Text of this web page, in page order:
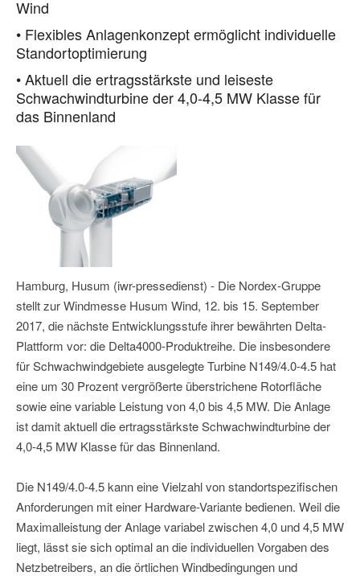
Wind
• Flexibles Anlagenkonzept ermöglicht individuelle
Standortoptimierung
• Aktuell die ertragsstärkste und leiseste
Schwachwindturbine der 4,0-4,5 MW Klasse für
das Binnenland
Hamburg, Husum (iwr-pressedienst) - Die Nordex-Gruppe
stellt zur Windmesse Husum Wind, 12. bis 15. September
2017, die nächste Entwicklungsstufe ihrer bewährten Delta-
Plattform vor: die Delta4000-Produktreihe. Die insbesondere
für Schwachwindgebiete ausgelegte Turbine N149/4.0-4.5 hat
eine um 30 Prozent vergrößerte überstrichene Rotorfläche
sowie eine variable Leistung von 4,0 bis 4,5 MW. Die Anlage
ist damit aktuell die ertragsstärkste Schwachwindturbine der
4,0-4,5 MW Klasse für das Binnenland.
Die N149/4.0-4.5 kann eine Vielzahl von standortspezifischen
Anforderungen mit einer Hardware-Variante bedienen. Weil die
Maximalleistung der Anlage variabel zwischen 4,0 und 4,5 MW
liegt, lässt sie sich optimal an die individuellen Vorgaben des
Netzbetreibers, an die örtlichen Windbedingungen und